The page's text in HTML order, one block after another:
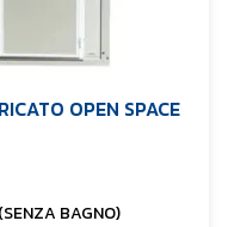
OPEN SPACE
BAGNO)